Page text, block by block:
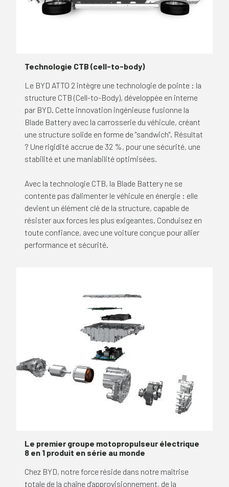
Technologie CTB (cell-to-body)
Le BYD ATTO 2 intègre une technologie de pointe : la
structure CTB (Cell-to-Body), développée en interne
par BYD. Cette innovation ingénieuse fusionne la
Blade Battery avec la carrosserie du véhicule, créant
une structure solide en forme de "sandwich". Résultat
? Une rigidité accrue de 32 %, pour une sécurité, une
stabilité et une maniabilité optimisées.
Avec la technologie CTB, la Blade Battery ne se
contente pas d’alimenter le véhicule en énergie : elle
devient un élément clé de la structure, capable de
résister aux forces les plus exigeantes. Conduisez en
toute confiance, avec une voiture conçue pour allier
performance et sécurité.
Le premier groupe motopropulseur électrique
8 en 1 produit en série au monde
Chez BYD, notre force réside dans notre maîtrise
totale de la chaîne d'approvisionnement, de la